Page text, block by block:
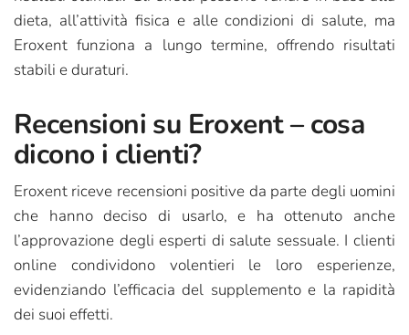
dieta, all’attività fisica e alle condizioni di salute, ma
Eroxent funziona a lungo termine, offrendo risultati
stabili e duraturi.
Recensioni su Eroxent – cosa
dicono i clienti?
Eroxent riceve recensioni positive da parte degli uomini
che hanno deciso di usarlo, e ha ottenuto anche
l’approvazione degli esperti di salute sessuale. I clienti
online condividono volentieri le loro esperienze,
evidenziando l’efficacia del supplemento e la rapidità
dei suoi effetti.